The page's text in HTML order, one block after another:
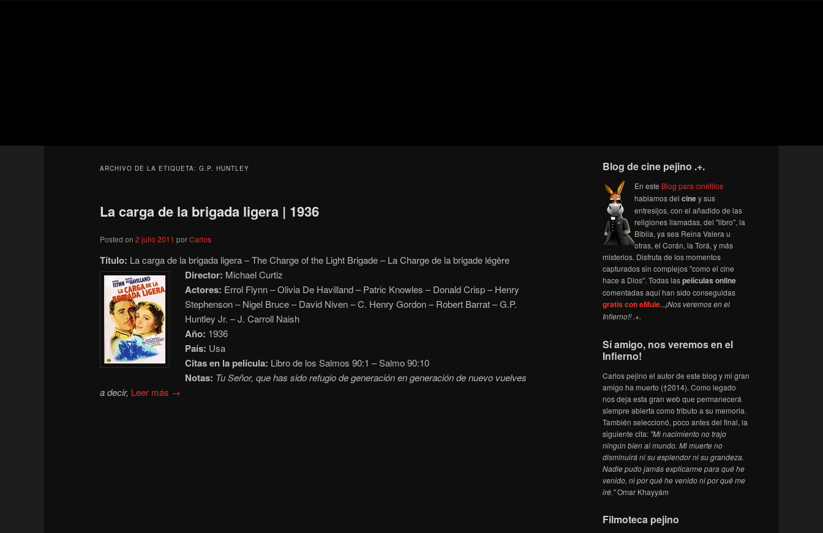
ARCHIVO DE LA ETIQUETA:G.P. HUNTLEY
La carga de la brigada ligera | 1936
Posted on2 julio 2011 porCarlos
Título: La carga de la brigada ligera – The Charge of the Light Brigade – La Charge de la brigade légère
Director: Michael Curtiz
Actores: Errol Flynn – Olivia De Havilland – Patric Knowles – Donald Crisp – Henry
Stephenson – Nigel Bruce – David Niven – C. Henry Gordon – Robert Barrat – G.P.
Huntley Jr. – J. Carroll Naish
Año: 1936
País: Usa
Citas en la película: Libro de los Salmos 90:1 – Salmo 90:10
Notas: Tu Señor, que has sido refugio de generación en generación de nuevo vuelves
a decir, Leer más →
Blog de cine pejino .+.
En este Blog para cinéfilos
hablamos del ciney sus
entresijos, con el añadido de las
religiones llamadas, del "libro", la
Biblia, ya sea Reina Valera u
otras, el Corán, la Torá, y más
misterios. Disfruta de los momentos
capturados sin complejos "como el cine
hace a Dios". Todas laspelículas online
comentadas aquí han sido conseguidas
gratis con eMule...¡Nos veremos en el
Infierno!! .+.
Sí amigo, nos veremos en el
Infierno!
Carlos pejino el autor de este blog y mi gran
amigo ha muerto (†2014). Como legado
nos deja esta gran web que permanecerá
siempre abierta como tributo a su memoria.
También seleccionó, poco antes del final, la
siguiente cita: "Mi nacimiento no trajo
ningún bien al mundo. Mi muerte no
disminuirá ni su esplendor ni su grandeza.
Nadie pudo jamás explicarme para qué he
venido, ni por qué he venido ni por qué me
iré."Omar Khayyám
Filmoteca pejino